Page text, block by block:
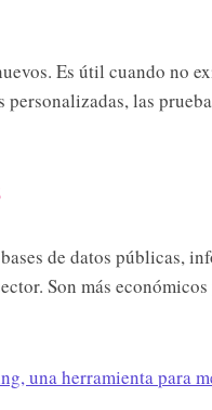
Es útil cuando no
las
de datos públicas,
Son más
una herramienta para